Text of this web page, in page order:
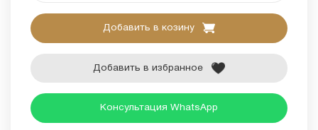
Добавить в козину
Добавить в избранное
Консультация WhatsApp